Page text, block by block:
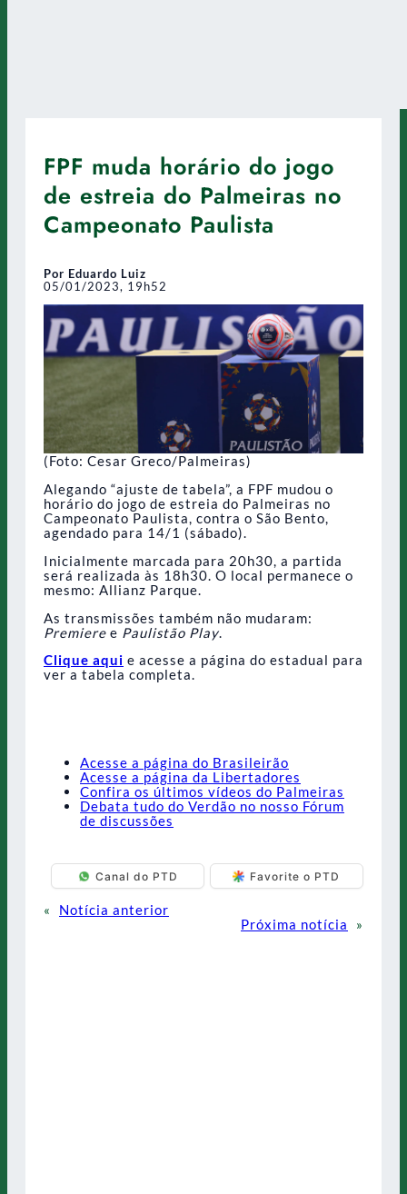
FPF muda horário do jogo
de estreia do Palmeiras no
Campeonato Paulista
Por Eduardo Luiz
05/01/2023, 19h52
(Foto: Cesar Greco/Palmeiras)
Alegando “ajuste de tabela”, a FPF mudou o
horário do jogo de estreia do Palmeiras no
Campeonato Paulista, contra o São Bento,
agendado para 14/1 (sábado).
Inicialmente marcada para 20h30, a partida
será realizada às 18h30. O local permanece o
mesmo: Allianz Parque.
As transmissões também não mudaram:
Premiere e Paulistão Play.
Clique aqui e acesse a página do estadual para
ver a tabela completa.
Acesse a página do Brasileirão
Acesse a página da Libertadores
Confira os últimos vídeos do Palmeiras
Debata tudo do Verdão no nosso Fórum
de discussões
Canal do PTD Favorite o PTD
«
Notícia anterior
Próxima notícia
»